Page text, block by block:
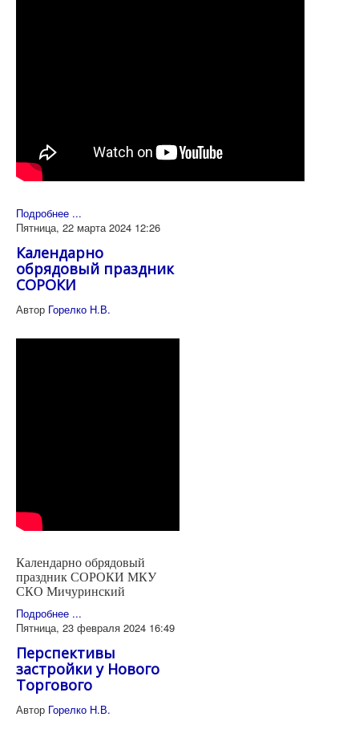
Подробнее ...
Пятница, 22 марта 2024 12:26
Календарно
обрядовый праздник
СОРОКИ
Автор Горелко Н.В.
Календарно обрядовый
праздник СОРОКИ МКУ
СКО Мичуринский
Подробнее ...
Пятница, 23 февраля 2024 16:49
Перспективы
застройки у Нового
Торгового
Автор Горелко Н.В.